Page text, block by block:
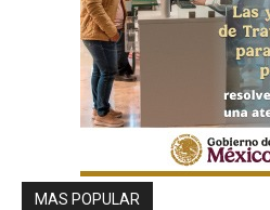
MAS POPULAR